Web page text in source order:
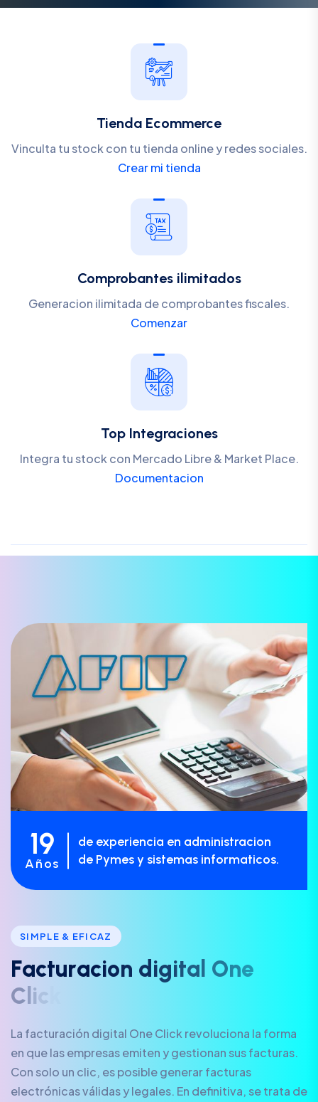
Tienda Ecommerce
Vinculta tu stock con tu tienda online y redes sociales.
Crear mi tienda
Comprobantes ilimitados
Generacion ilimitada de comprobantes fiscales.
Comenzar
Top Integraciones
Integra tu stock con Mercado Libre & Market Place.
Documentacion
19
Años
de experiencia en administracion
de Pymes y sistemas informaticos.
SIMPLE & EFICAZ
Facturacion d igita One
C ic
La facturación digital One Click revoluciona la forma
en que las empresas emiten y gestionan sus facturas.
Con solo un clic, es posible generar facturas
electrónicas válidas y legales. En definitiva, se trata de